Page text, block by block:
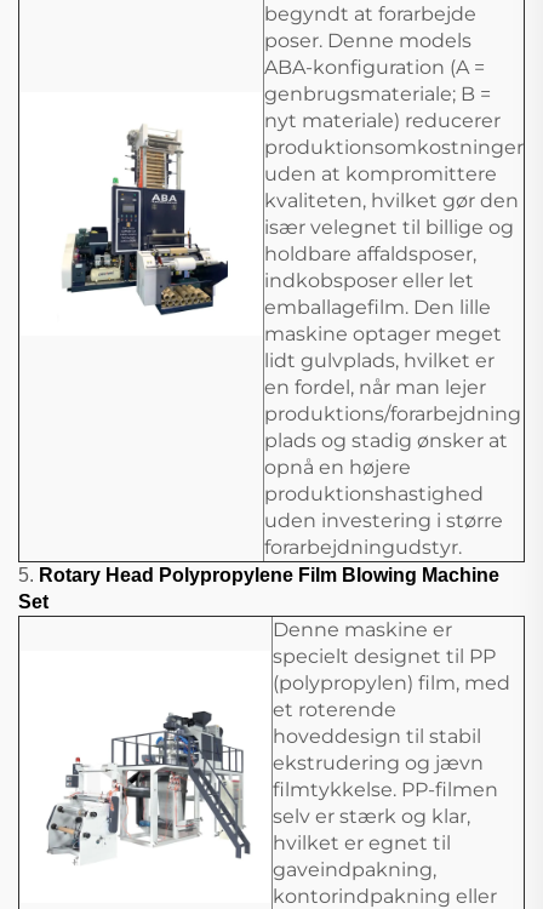
begyndt at forarbejde
poser. Denne models
ABA-konfiguration (A =
genbrugsmateriale; B =
nyt materiale) reducerer
produktionsomkostninger
uden at kompromittere
kvaliteten, hvilket gør den
især velegnet til billige og
holdbare affaldsposer,
indkobsposer eller let
emballagefilm. Den lille
maskine optager meget
lidt gulvplads, hvilket er
en fordel, når man lejer
produktions/forarbejdning
plads og stadig ønsker at
opnå en højere
produktionshastighed
uden investering i større
forarbejdningudstyr.
5. Rotary Head Polypropylene Film Blowing Machine
Set
Denne maskine er
specielt designet til PP
(polypropylen) film, med
et roterende
hoveddesign til stabil
ekstrudering og jævn
filmtykkelse. PP-filmen
selv er stærk og klar,
hvilket er egnet til
gaveindpakning,
kontorindpakning eller